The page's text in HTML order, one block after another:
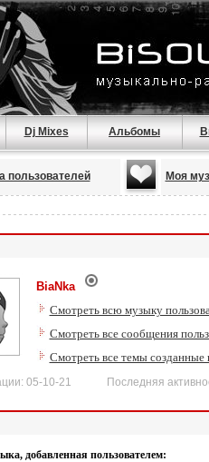
Dj Mixes Альбомы
пользователей Моя
BiaNka
Смотреть всю музыку
Смотреть все сообщения
Смотреть все темы созданные
05-10-21 Последняя
добавленная пользователем: